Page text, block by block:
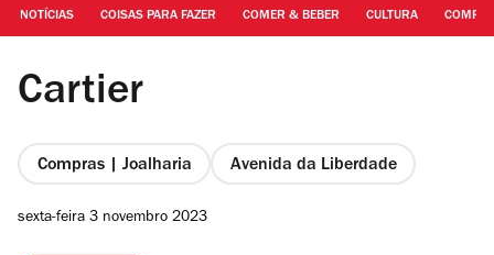
NOTÍCIAS COISAS PARA FAZER COMER & BEBER CULTURA
DR
Cartier
Compras | Joalharia Avenida da Liberdade
sexta-feira 3 novembro 2023